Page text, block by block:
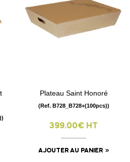
Plateau Saint Honoré
(Ref. B728_B728+(100pcs))
399.00€ HT
AJOUTER AU PANIER